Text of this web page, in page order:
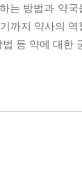
방법과 약
까지 약사의
등 약에 대한